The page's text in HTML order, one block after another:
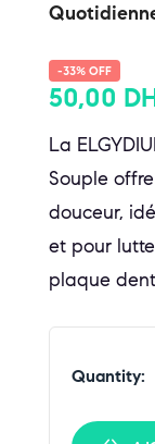
-33% OFF
50,00
La
Souple
douceur,
et pour
plaque
Quantity: